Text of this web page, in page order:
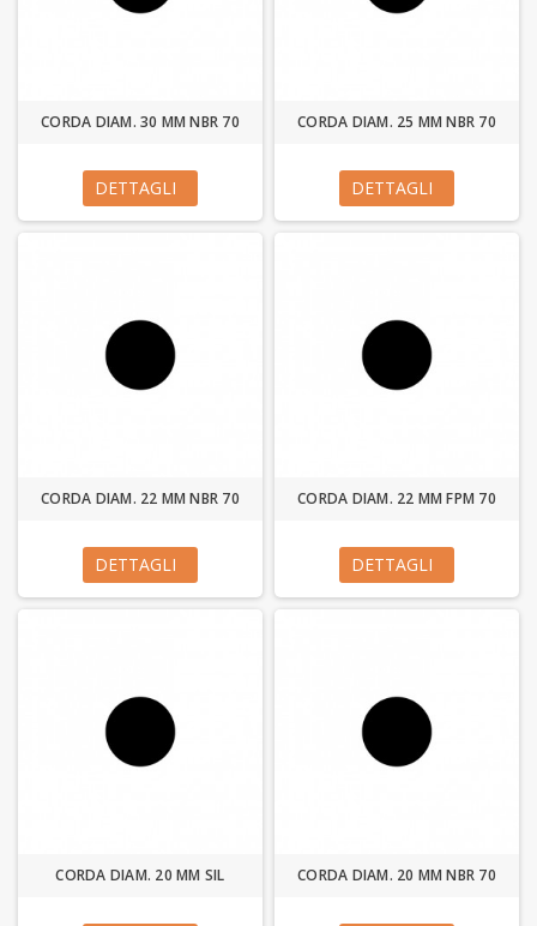
CORDA DIAM. 30 MM NBR 70
DETTAGLI
CORDA DIAM. 25 MM NBR 70
DETTAGLI
CORDA DIAM. 22 MM NBR 70
DETTAGLI
CORDA DIAM. 22 MM FPM 70
DETTAGLI
CORDA DIAM. 20 MM SIL CORDA DIAM. 20 MM NBR 70